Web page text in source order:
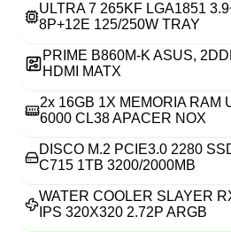
ULTRA 7 265KF LGA1851
8P+12E 125/250W TRAY
PRIME B860M-K ASUS,
HDMI MATX
2x 16GB 1X MEMORIA RAM
6000 CL38 APACER NOX
DISCO M.2 PCIE3.0 2280
C715 1TB 3200/2000MB
WATER COOLER SLAYER
IPS 320X320 2.72P ARGB